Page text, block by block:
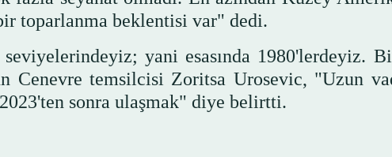
toparlanma beklentisi var" dedi.
yani esasında 1980'lerdeyiz.
temsilcisi Zoritsa Urosevic, "Uzun
sonra ulaşmak" diye belirtti.